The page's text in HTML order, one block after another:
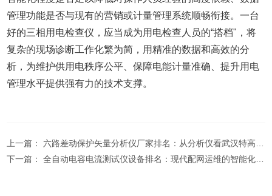
管理功能是否与现有的营销或计量管理系统顺畅衔接。一台
好的三相用电检查仪，应当成为用电检查人员的“搭档"，将
复杂的现场诊断工作化繁为简，用精准的数据和高效的分
析，为维护供用电秩序公平、保障电能计量准确、提升用电
管理水平提供强有力的技术支撑。
上一篇：六路差动保护矢量分析仪厂家排名：从分析仪看武汉特高压电力的技术应对
下一篇：全自动电容电流测试仪设备排名：现代配网运维的智能化工具解析